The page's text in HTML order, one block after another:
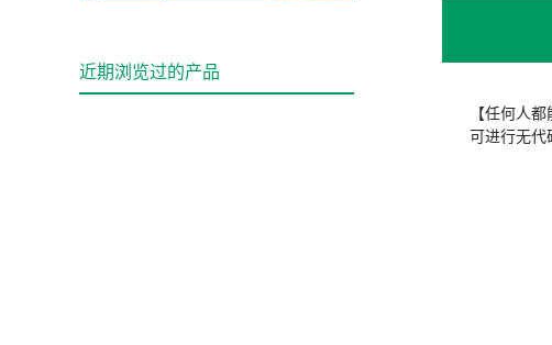
【任何人都
可进行无代
近期浏览过的产品